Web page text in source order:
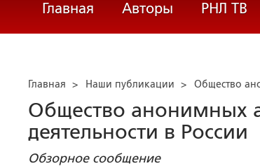
Главная Авторы РНЛ ТВ
Главная > Наши публикации > Общество
Общество анонимных
деятельности в России
Обзорное сообщение